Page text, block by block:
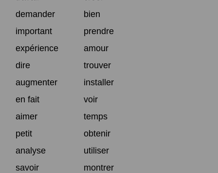
demander
bien
important
prendre
expérience
amour
dire
trouver
augmenter
installer
en fait
voir
aimer
temps
petit
obtenir
analyse
utiliser
savoir
montrer